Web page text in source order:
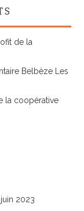
de la
Belbèze Les
la coopérative
2023